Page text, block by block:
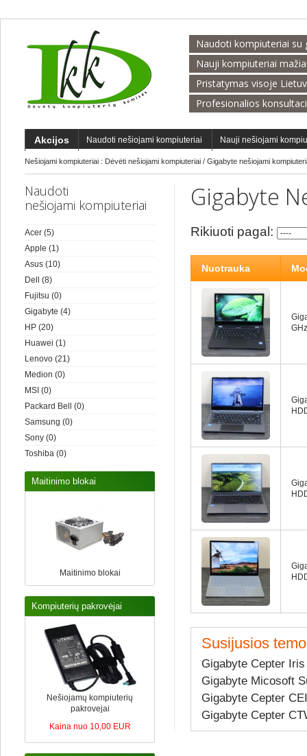
Naudoti kompiuteriai su
Nauji kompiuteriai
Pristatymas visoje
Profesionalios
Akcijos Naudoti nešiojami kompiuteriai Nauji nešiojami
Nešiojami kompiuteriai : Dėvėti nešiojami kompiuteriai / Gigabyte nešiojami
Naudoti
nešiojami kompiuteriai
Acer (5)
Apple (1)
Asus (10)
Dell
(8)
Fujitsu (0)
Gigabyte (4)
HP (20)
Huawei (1)
Lenovo (21)
Medion (0)
MSI (0)
Packard Bell
(0)
Samsung (0)
Sony (0)
Toshiba (0)
Maitinimo blokai
Maitinimo blokai
Kompiuterių pakrovėjai
Nešiojamų kompiuterių
pakrovejai
Kaina nuo 10,00 EUR
Gigabyte
Rikiuoti pagal:
Nuotrauka
Susijusios
Gigabyte Cepter
Gigabyte Micosoft
Gigabyte Cepter
Gigabyte Cepter